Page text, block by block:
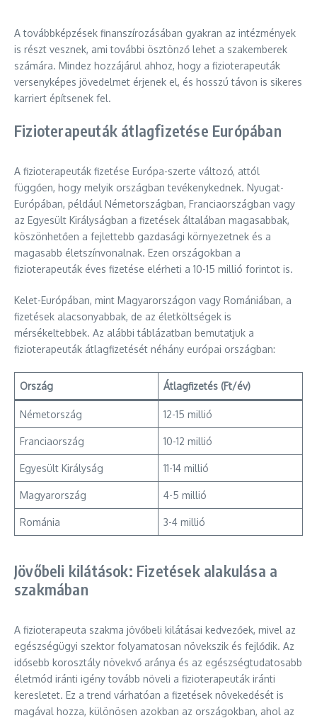
A továbbképzések finanszírozásában gyakran az intézmények
is részt vesznek, ami további ösztönző lehet a szakemberek
számára. Mindez hozzájárul ahhoz, hogy a fizioterapeuták
versenyképes jövedelmet érjenek el, és hosszú távon is sikeres
karriert építsenek fel.
Fizioterapeuták átlagfizetése Európában
A fizioterapeuták fizetése Európa-szerte változó, attól
függően, hogy melyik országban tevékenykednek. Nyugat-
Európában, például Németországban, Franciaországban vagy
az Egyesült Királyságban a fizetések általában magasabbak,
köszönhetően a fejlettebb gazdasági környezetnek és a
magasabb életszínvonalnak. Ezen országokban a
fizioterapeuták éves fizetése elérheti a 10-15 millió forintot is.
Kelet-Európában, mint Magyarországon vagy Romániában, a
fizetések alacsonyabbak, de az életköltségek is
mérsékeltebbek. Az alábbi táblázatban bemutatjuk a
fizioterapeuták átlagfizetését néhány európai országban:
Ország Átlagfizetés (Ft/év)
Németország 12-15 millió
Franciaország 10-12 millió
Egyesült Királyság 11-14 millió
Magyarország 4-5 millió
Románia 3-4 millió
Jövőbeli kilátások: Fizetések alakulása a
szakmában
A fizioterapeuta szakma jövőbeli kilátásai kedvezőek, mivel az
egészségügyi szektor folyamatosan növekszik és fejlődik. Az
idősebb korosztály növekvő aránya és az egészségtudatosabb
életmód iránti igény tovább növeli a fizioterapeuták iránti
keresletet. Ez a trend várhatóan a fizetések növekedését is
magával hozza, különösen azokban az országokban, ahol az